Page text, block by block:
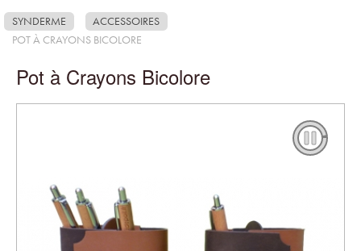
SYNDERME
ACCESSOIRES
POT À CRAYONS BICOLORE
Pot à Crayons Bicolore